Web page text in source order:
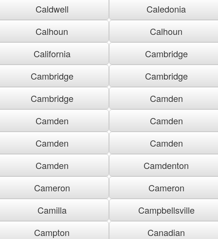
Caldwell
Caledonia
Calhoun
Calhoun
California
Cambridge
Cambridge
Cambridge
Cambridge
Camden
Camden
Camden
Camden
Camden
Camden
Camdenton
Cameron
Cameron
Camilla
Campbellsville
Campton
Canadian